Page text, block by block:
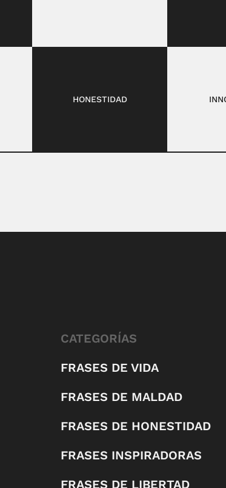
HONESTIDAD
CATEGORÍAS
FRASES DE VIDA
FRASES DE MALDAD
FRASES DE HONESTIDAD
FRASES INSPIRADORAS
FRASES DE LIBERTAD